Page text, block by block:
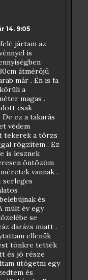
14. 9:05
jártam az
is
átmérőjű
már . Én is fa
a
magas .
csak
ez a takarás
védem
tekerek a törzs
rögzítem . Ez
is lesznek
öntözöm
vannak .
serleges
és
múlt év egy
se
darázs miatt .
ellenük
tönkre tették
és jó része
ütögetni egy
és